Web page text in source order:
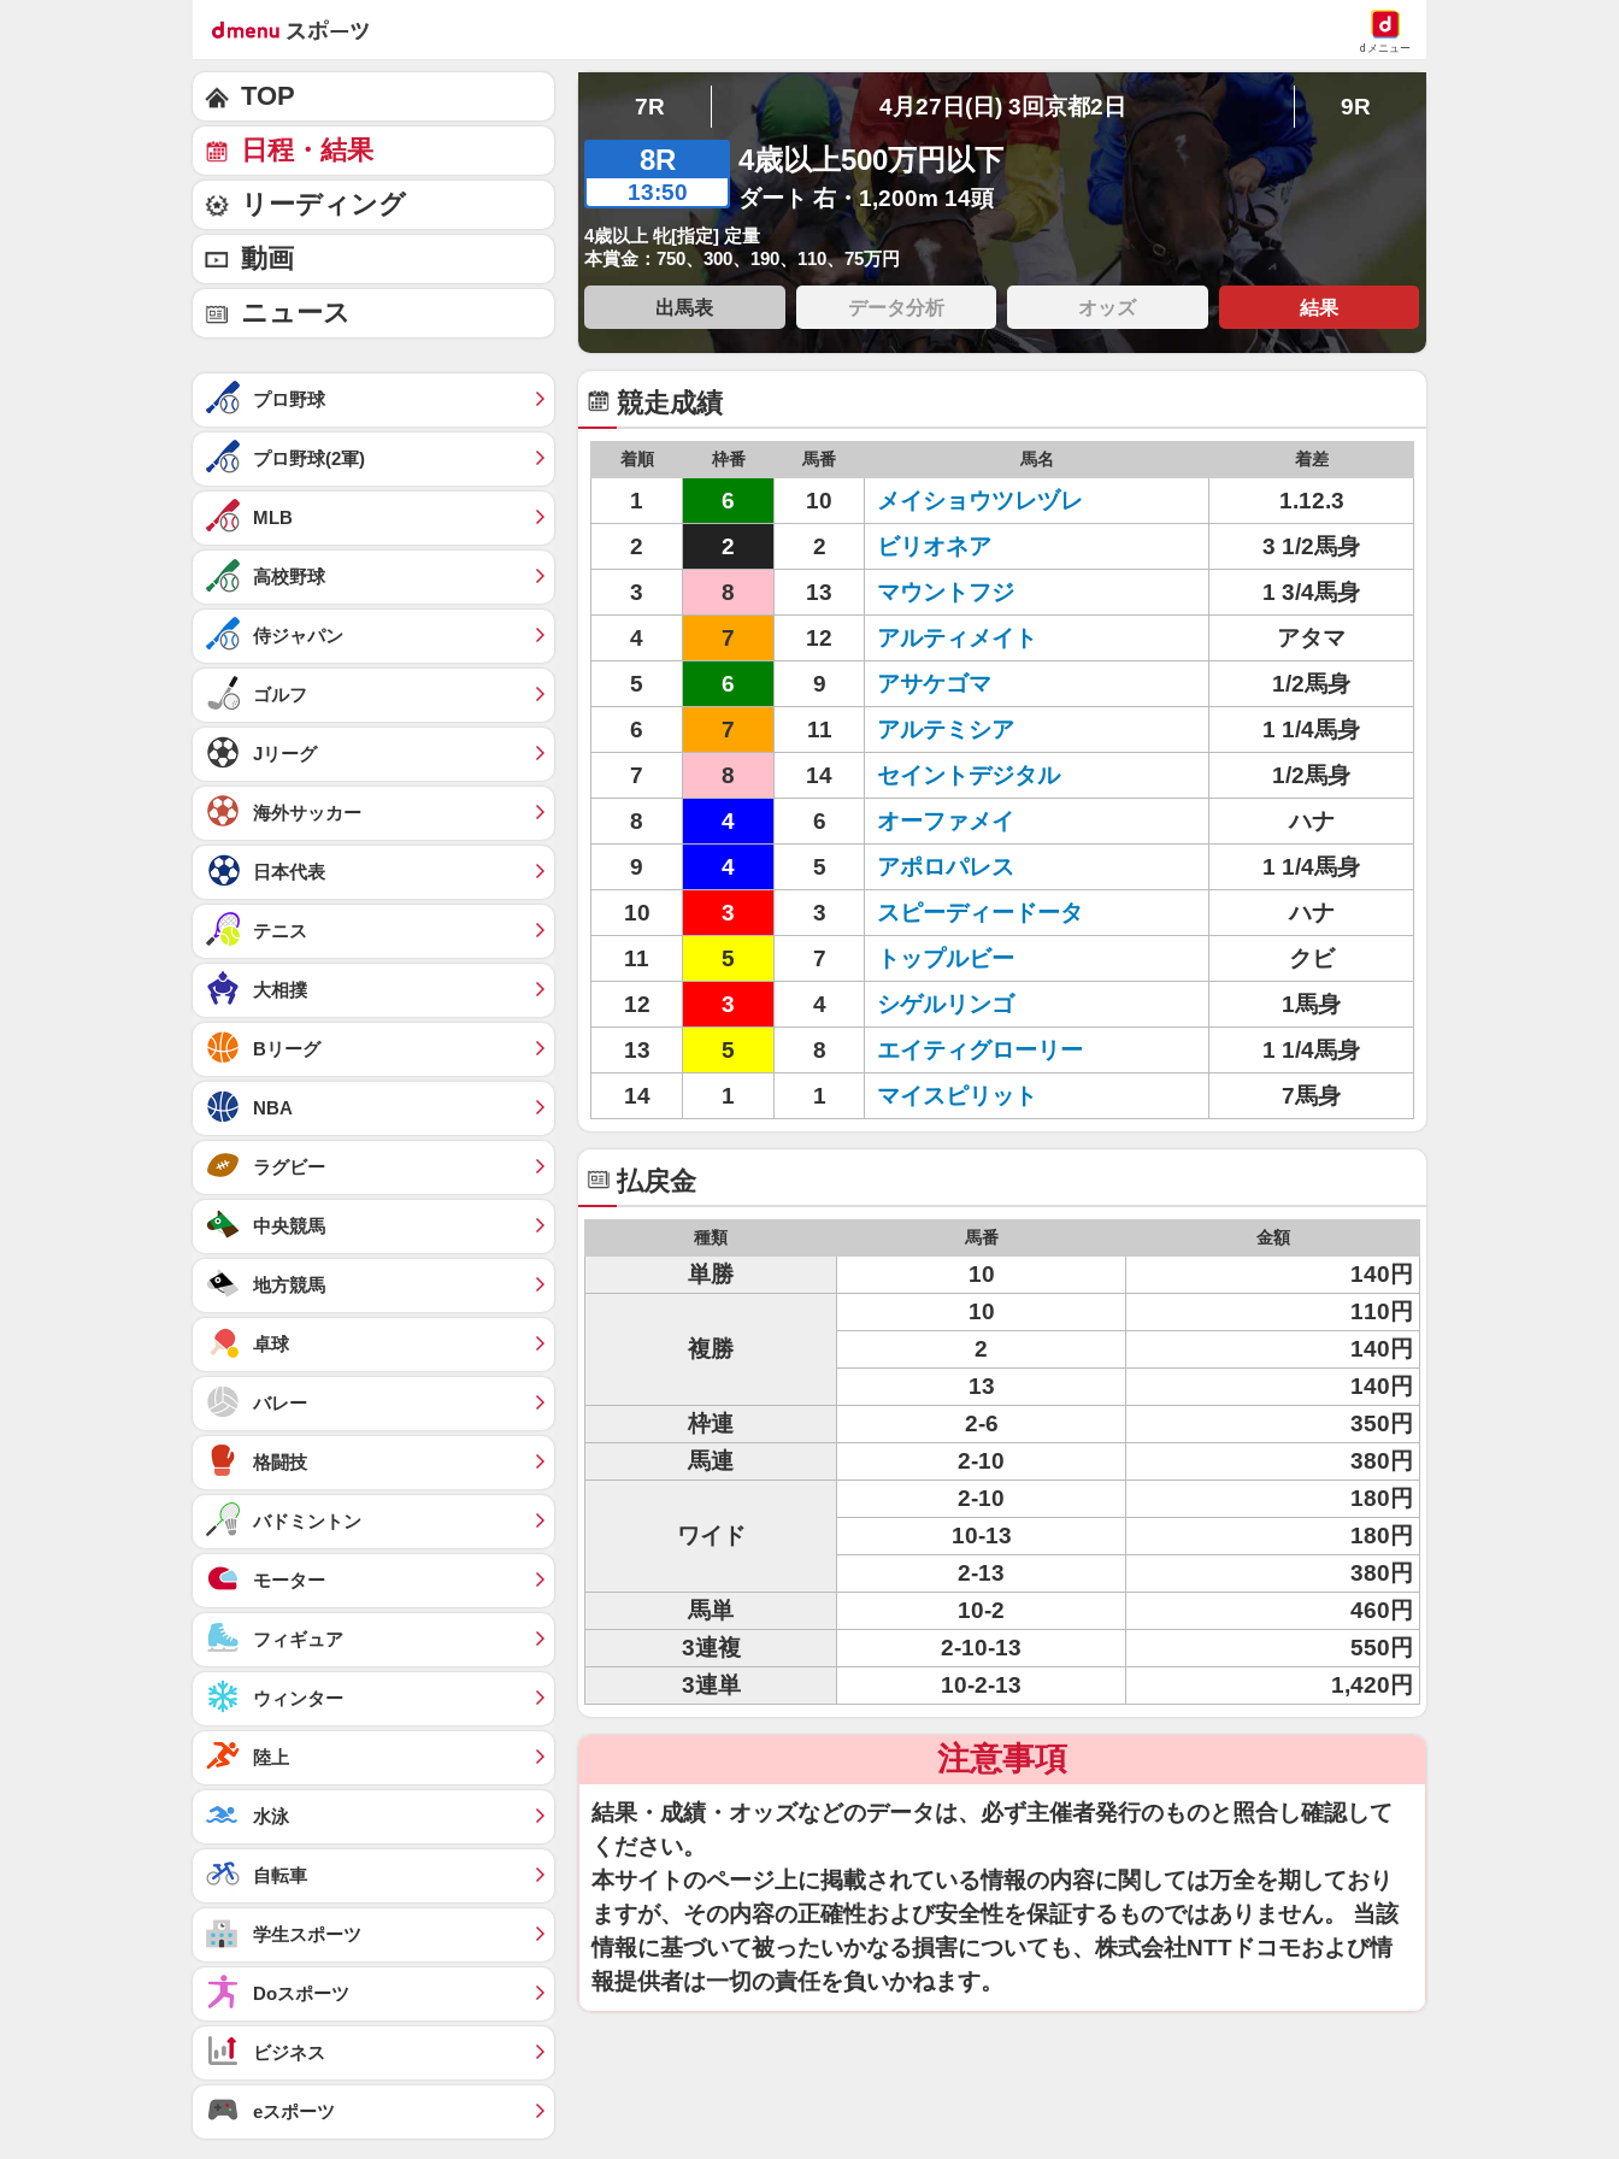
dメニュー
7R 4月27日(日) 3回京都2日 9R
8R
13:50
4歳以上500万円以下
ダート 右・1,200m 14頭
4歳以上 牝[指定] 定量
本賞金：750、300、190、110、75万円
出馬表 データ分析 オッズ 結果
競走成績
着順 枠番 馬番 馬名 着差
1 6 10 メイショウツレヅレ
1.12.3
2
2 2 ビリオネア
3 1/2馬身
3
8 13 マウントフジ
1 3/4馬身
4
7 12 アルティメイト
アタマ
5
6 9 アサケゴマ
1/2馬身
6
7 11 アルテミシア
1 1/4馬身
7
8 14 セイントデジタル
1/2馬身
8
4 6 オーファメイ
ハナ
9
4 5 アポロパレス
1 1/4馬身
10
3 3 スピーディードータ
ハナ
11
5 7 トップルビー
クビ
12
3 4 シゲルリンゴ
1馬身
13
5 8 エイティグローリー
1 1/4馬身
14
1 1 マイスピリット 7馬身
払戻金
種類 馬番 金額
単勝 10 140円
複勝
10
110円
2
140円
13
140円
枠連
2-6
350円
馬連
2-10 380円
ワイド
2-10
180円
10-13
180円
2-13
380円
馬単
10-2
460円
3連複
2-10-13
550円
3連単
10-2-13 1,420円
注意事項
結果・成績・オッズなどのデータは、必ず主催者発行のものと照合し確認して
ください。
本サイトのページ上に掲載されている情報の内容に関しては万全を期しており
ますが、その内容の正確性および安全性を保証するものではありません。 当該
情報に基づいて被ったいかなる損害についても、株式会社NTTドコモおよび情
報提供者は一切の責任を負いかねます。
TOP
日程・結果
リーディング
動画
ニュース
プロ野球
プロ野球(2軍)
MLB
高校野球
侍ジャパン
ゴルフ
Jリーグ
海外サッカー
日本代表
テニス
大相撲
Bリーグ
NBA
ラグビー
中央競馬
地方競馬
卓球
バレー
格闘技
バドミントン
モーター
フィギュア
ウィンター
陸上
水泳
自転車
学生スポーツ
Doスポーツ
ビジネス
eスポーツ